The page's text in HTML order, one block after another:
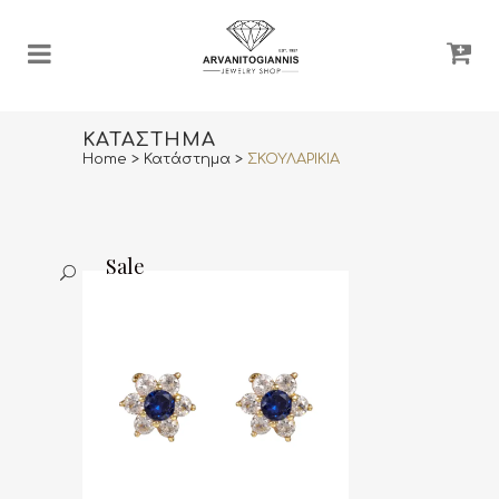
ΚΑΤΆΣΤΗΜΑ
Home > Κατάστημα > ΣΚΟΥΛΑΡΙΚΙΑ
Sale